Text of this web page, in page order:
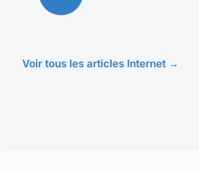
Voir tous les articles Internet →